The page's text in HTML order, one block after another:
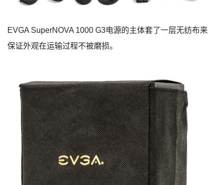
EVGA SuperNOVA 1000 G3电源的主体套了一层无纺布来
保证外观在运输过程不被磨损。